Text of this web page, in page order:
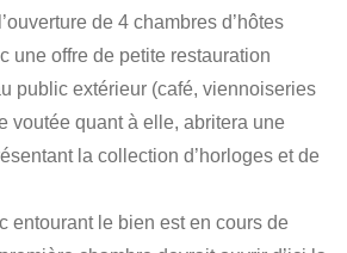
de 4 chambres d’hôtes
une offre de petite restauration
public extérieur (café, viennoiseries
voutée quant à elle, abritera une
la collection d’horloges et de
entourant le bien est en cours de